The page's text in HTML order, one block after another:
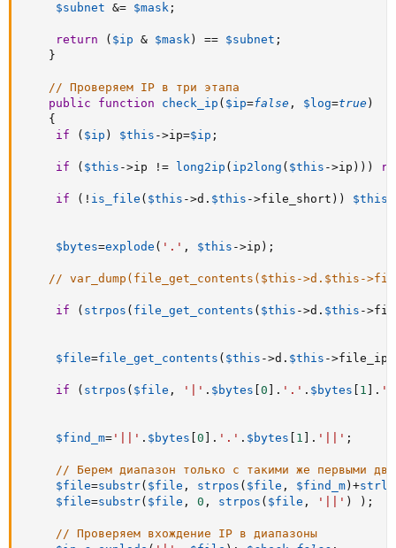
$subnet &= $mask ;
return ( $ip & $mask ) == $subnet ;
}
// Проверяем IP в три этапа
public
function check_ip ( $ip=false , $log=true )
{
if
( $ip ) $this ->ip=$ip ;
if ( $this ->ip != long2ip ( ip2long ( $this ->ip ) ) )
if ( ! is_file ( $this ->d . $this ->file_short ) ) $this
$bytes=explode ( '.' , $this ->ip ) ;
// var_dump(file_get_contents($this->d.$this-
if ( strpos ( file_get_contents ( $this ->d . $this ->
$file=file_get_contents ( $this ->d . $this ->file_ip
if ( strpos ( $file , '|' . $bytes 0 . '.' . $bytes 1 .
$find_m= '||' . $bytes 0 . '.' . $bytes 1 . '||' ;
// Берем диапазон только с такими же первыми
$file=substr( $file , strpos ( $file , $find_m ) +
$file=substr( $file , 0 , strpos ( $file , '||' ) ) ;
// Проверяем вхождение IP в диапазоны